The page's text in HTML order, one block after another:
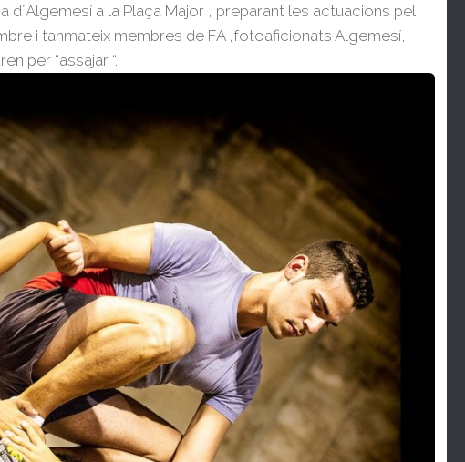
a la Plaça Major , preparant les actuacions pel
i tanmateix membres de FA ,fotoaficionats Algemesí,
per “assajar “.